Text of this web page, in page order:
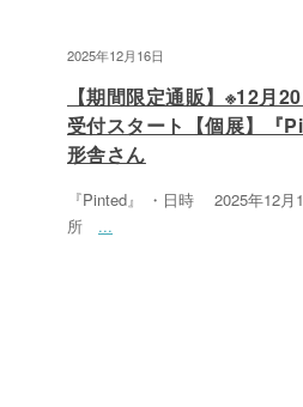
2025年12月16日
【期間限定通販】※12月
受付スタート【個展】『
形舎さん
『Pinted』 ・日時 2025年12月
所 ...